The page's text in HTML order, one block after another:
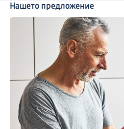
Нашето предложение